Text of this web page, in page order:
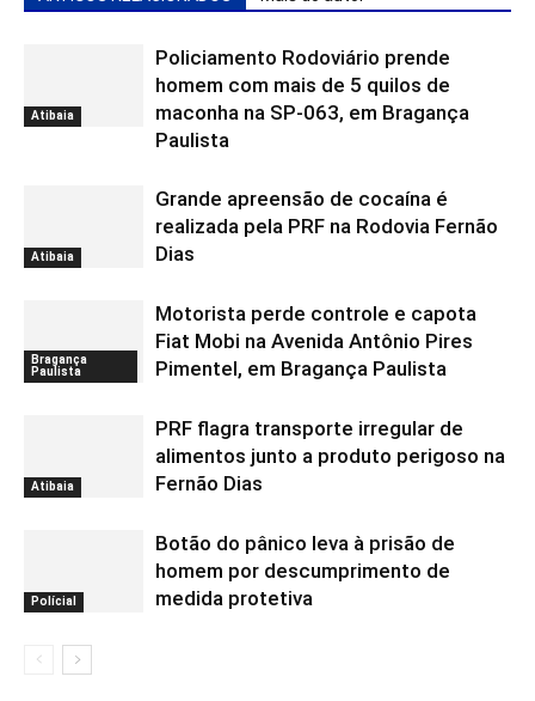
Atibaia
Policiamento Rodoviário prende
homem com mais de 5 quilos de
maconha na SP-063, em Bragança
Paulista
Atibaia
Grande apreensão de cocaína é
realizada pela PRF na Rodovia Fernão
Dias
Bragança
Paulista
Motorista perde controle e capota
Fiat Mobi na Avenida Antônio Pires
Pimentel, em Bragança Paulista
Atibaia
PRF flagra transporte irregular de
alimentos junto a produto perigoso na
Fernão Dias
Polícial
Botão do pânico leva à prisão de
homem por descumprimento de
medida protetiva